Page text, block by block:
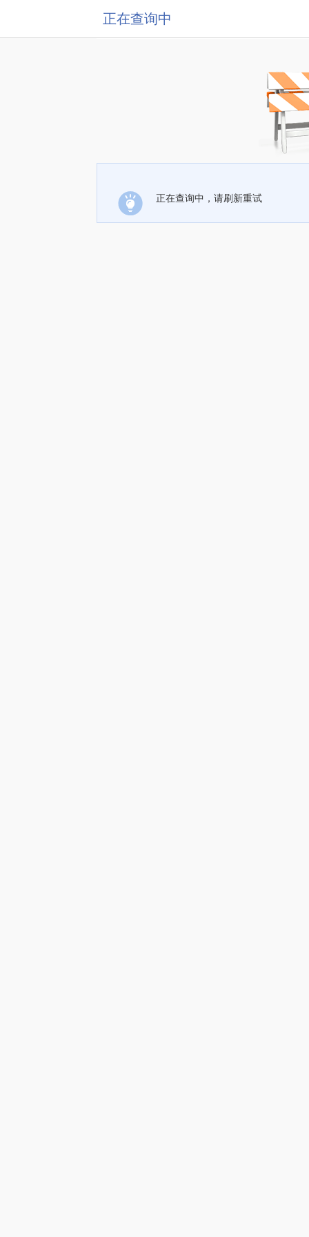
正在查询中
正在查询中，请刷新重试